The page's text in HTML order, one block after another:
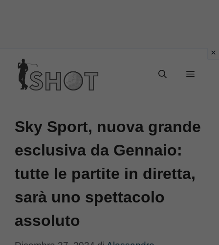
contenuto
Menu
Sky Sport, nuova grande
esclusiva da Gennaio:
tutte le partite in diretta,
sarà uno spettacolo
assoluto